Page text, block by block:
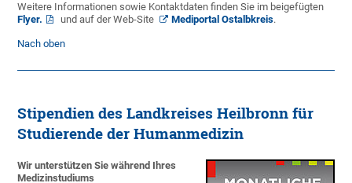
Weitere Informationen sowie Kontaktdaten finden Sie im beigefügten
Flyer.
und auf der Web-Site Mediportal Ostalbkreis.
Nach oben
Stipendien des Landkreises Heilbronn für
Studierende der Humanmedizin
Wir unterstützen Sie während Ihres
Medizinstudiums